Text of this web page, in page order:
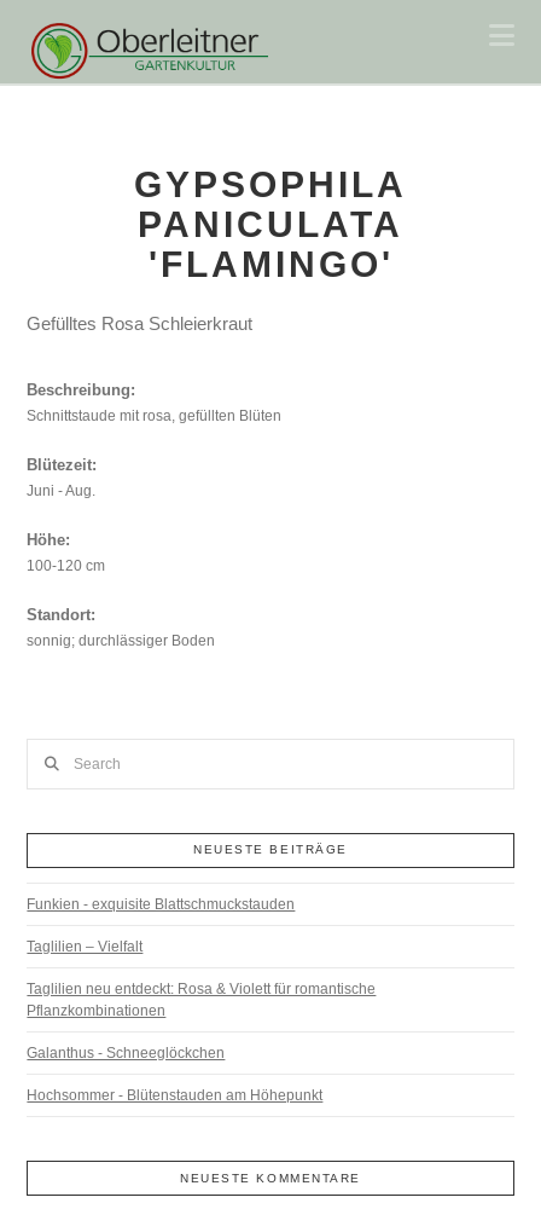
GYPSOPHILA
PANICULATA
'FLAMINGO'
Gefülltes Rosa Schleierkraut
Beschreibung:
Schnittstaude mit rosa, gefüllten Blüten
Blütezeit:
Juni - Aug.
Höhe:
100-120 cm
Standort:
sonnig; durchlässiger Boden
NEUESTE BEITRÄGE
Funkien - exquisite Blattschmuckstauden
Taglilien – Vielfalt
Taglilien neu entdeckt: Rosa & Violett für romantische
Pflanzkombinationen
Galanthus - Schneeglöckchen
Hochsommer - Blütenstauden am Höhepunkt
NEUESTE KOMMENTARE